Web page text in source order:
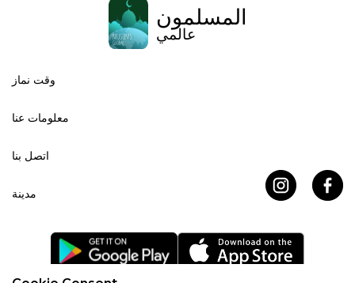
المسلمون
عالمي
وقت نماز
معلومات عنا
اتصل بنا
مدينة